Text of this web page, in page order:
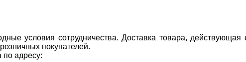
условия сотрудничества. Доставка товара,
покупателей.
по адресу: